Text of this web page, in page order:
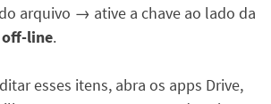
arquivo → ative a chave ao lado da
off-line.
esses itens, abra os apps Drive,